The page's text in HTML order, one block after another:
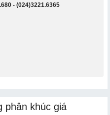
- (024)3221.6365
phân khúc giá